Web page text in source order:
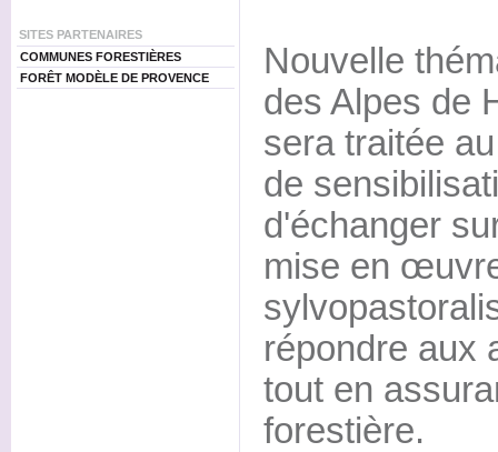
SITES PARTENAIRES
COMMUNES FORESTIÈRES
FORÊT MODÈLE DE PROVENCE
Nouvelle
des Alpes de
sera traitée
de
d'échanger
mise en
répondre aux
tout en
forestière.